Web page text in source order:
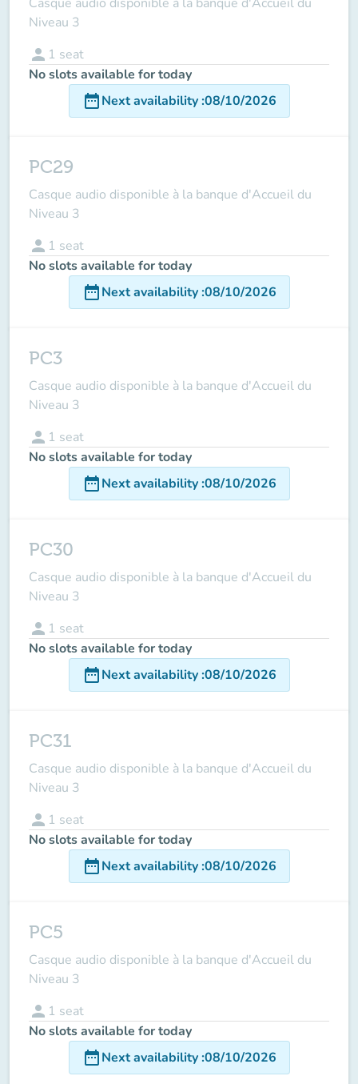
Niveau 3
person 1 seat
No slots available for today
date_rangeNext availability:08/10/2026
PC29
Casque audio disponible à la banque d'Accueil du
Niveau 3
person 1 seat
No slots available for today
date_rangeNext availability:08/10/2026
PC3
Casque audio disponible à la banque d'Accueil du
Niveau 3
person 1 seat
No slots available for today
date_rangeNext availability:08/10/2026
PC30
Casque audio disponible à la banque d'Accueil du
Niveau 3
person 1 seat
No slots available for today
date_rangeNext availability:08/10/2026
PC31
Casque audio disponible à la banque d'Accueil du
Niveau 3
person 1 seat
No slots available for today
date_rangeNext availability:08/10/2026
PC5
Casque audio disponible à la banque d'Accueil du
Niveau 3
person 1 seat
No slots available for today
date_rangeNext availability:08/10/2026